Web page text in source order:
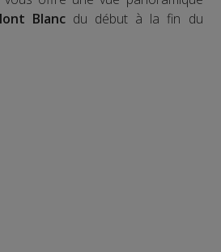
Blancdu début à la fin du